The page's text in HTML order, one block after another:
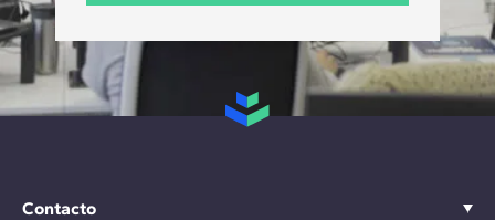
Contacto